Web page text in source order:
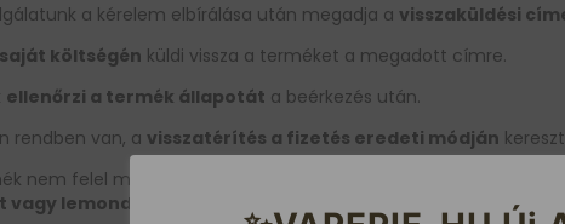
a kérelem elbírálása után megadja a visszaküldési
saját költségén küldi vissza a terméket a megadott címre.
ellenőrzi a termék állapotát a beérkezés után.
rendben van, a visszatérítés a fizetés eredeti módján
nem felel meg a minőségellenőrzésnek, értesítjük az ügyfelet
lemondjon a visszaküldésről